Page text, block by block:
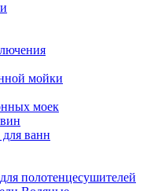
мойки
моек
ванн
полотенцесушителей